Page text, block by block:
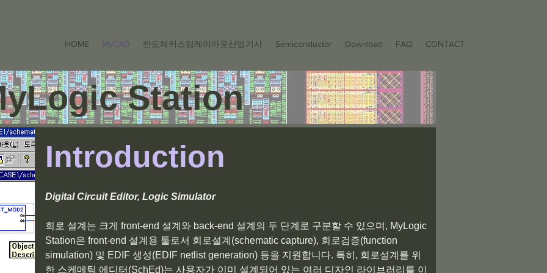
HOME MyCAD 반도체커스텀레이아웃산업기사 Semiconductor Download FAQ CONTACT
Station
Introduction
Digital Circuit Editor, Logic Simulator
회로 설계는 크게 front-end 설계와 back-end 설계의 두 단계로 구분할 수 있으며, MyLogic
Station은 front-end 설계용 툴로서 회로설계(schematic capture), 회로검증(function
simulation) 및 EDIF 생성(EDIF netlist generation) 등을 지원합니다. 특히, 회로설계를 위
한 스케메틱 에디터(SchEd)는 사용자가 이미 설계되어 있는 여러 디자인 라이브러리를 이